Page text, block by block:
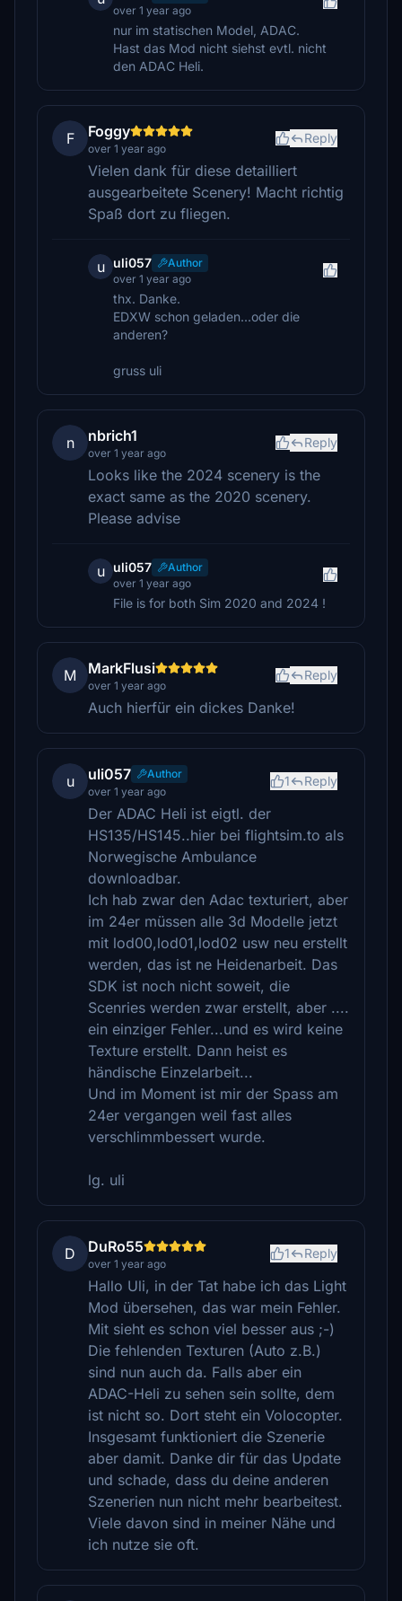
over 1 year ago
nur im statischen Model, ADAC.
Hast das Mod nicht siehst evtl. nicht
den ADAC Heli.
F Foggy
over 1 year ago
Reply
Vielen dank für diese detailliert
ausgearbeitete Scenery! Macht richtig
Spaß dort zu fliegen.
u uli057
Author
over 1 year ago
thx. Danke.
EDXW schon geladen...oder die
anderen?
gruss uli
n nbrich1
over 1 year ago
Reply
Looks like the 2024 scenery is the
exact same as the 2020 scenery.
Please advise
u uli057
Author
over 1 year ago
File is for both Sim 2020 and 2024 !
M MarkFlusi
over 1 year ago
Reply
Auch hierfür ein dickes Danke!
u uli057
Author
over 1 year ago
1 Reply
Der ADAC Heli ist eigtl. der
HS135/HS145..hier bei flightsim.to als
Norwegische Ambulance
downloadbar.
Ich hab zwar den Adac texturiert, aber
im 24er müssen alle 3d Modelle jetzt
mit lod00,lod01,lod02 usw neu erstellt
werden, das ist ne Heidenarbeit. Das
SDK ist noch nicht soweit, die
Scenries werden zwar erstellt, aber ....
ein einziger Fehler...und es wird keine
Texture erstellt. Dann heist es
händische Einzelarbeit...
Und im Moment ist mir der Spass am
24er vergangen weil fast alles
verschlimmbessert wurde.
lg. uli
D DuRo55
over 1 year ago
1 Reply
Hallo Uli, in der Tat habe ich das Light
Mod übersehen, das war mein Fehler.
Mit sieht es schon viel besser aus ;-)
Die fehlenden Texturen (Auto z.B.)
sind nun auch da. Falls aber ein
ADAC-Heli zu sehen sein sollte, dem
ist nicht so. Dort steht ein Volocopter.
Insgesamt funktioniert die Szenerie
aber damit. Danke dir für das Update
und schade, dass du deine anderen
Szenerien nun nicht mehr bearbeitest.
Viele davon sind in meiner Nähe und
ich nutze sie oft.